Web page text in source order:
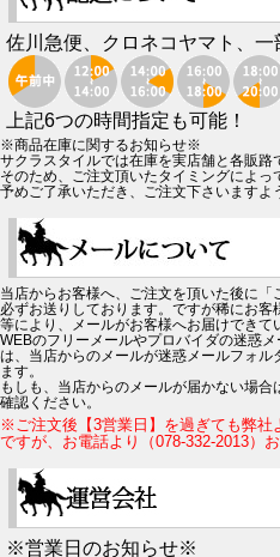
佐川急便、クロネコヤマト、
上記6つの時間指定も可能！
※商品在庫に関するお知らせ※
サクラスタイルでは在庫を実店舗と各販路
そのため、ご注文頂いたタイミングによっ
予めご了承いただき、ご注文下さいますよ
当店からお客様へ、ご注文を頂いた後に
必ずお送りしております。ですが稀にお
等により、メールがお客様へお届けできて
WEBのフリーメールやプロバイダの迷惑
は、当店からのメールが迷惑メールフォ
ます。
もしも、当店からのメールが届かない場
確認ください。
※ご注文後【3営業日】を過ぎても弊社
ですが、お電話より（078-332-2013）
※営業日のお知らせ※